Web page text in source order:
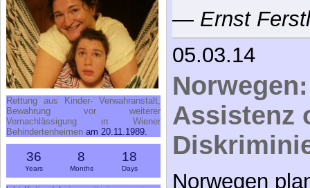
Rettung aus Kinder- Verwahranstalt,
Bewahrung vor weiterer
Vernachlässigung in Wiener
Behindertenheimen am 20.11.1989.
36
Years
8
Months
18
Days
— Ernst
05.03.14
Assistenz
Norwegen